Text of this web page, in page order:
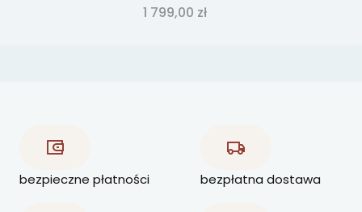
Cena
1 799,00 zł
bezpieczne płatności bezpłatna dostawa